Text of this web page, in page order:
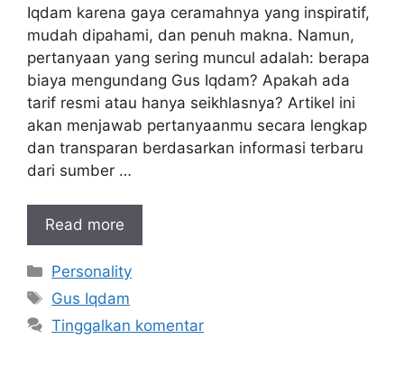
Iqdam karena gaya ceramahnya yang inspiratif,
mudah dipahami, dan penuh makna. Namun,
pertanyaan yang sering muncul adalah: berapa
biaya mengundang Gus Iqdam? Apakah ada
tarif resmi atau hanya seikhlasnya? Artikel ini
akan menjawab pertanyaanmu secara lengkap
dan transparan berdasarkan informasi terbaru
dari sumber …
Read more
Kategori
Personality
Tag
Gus Iqdam
Tinggalkan komentar